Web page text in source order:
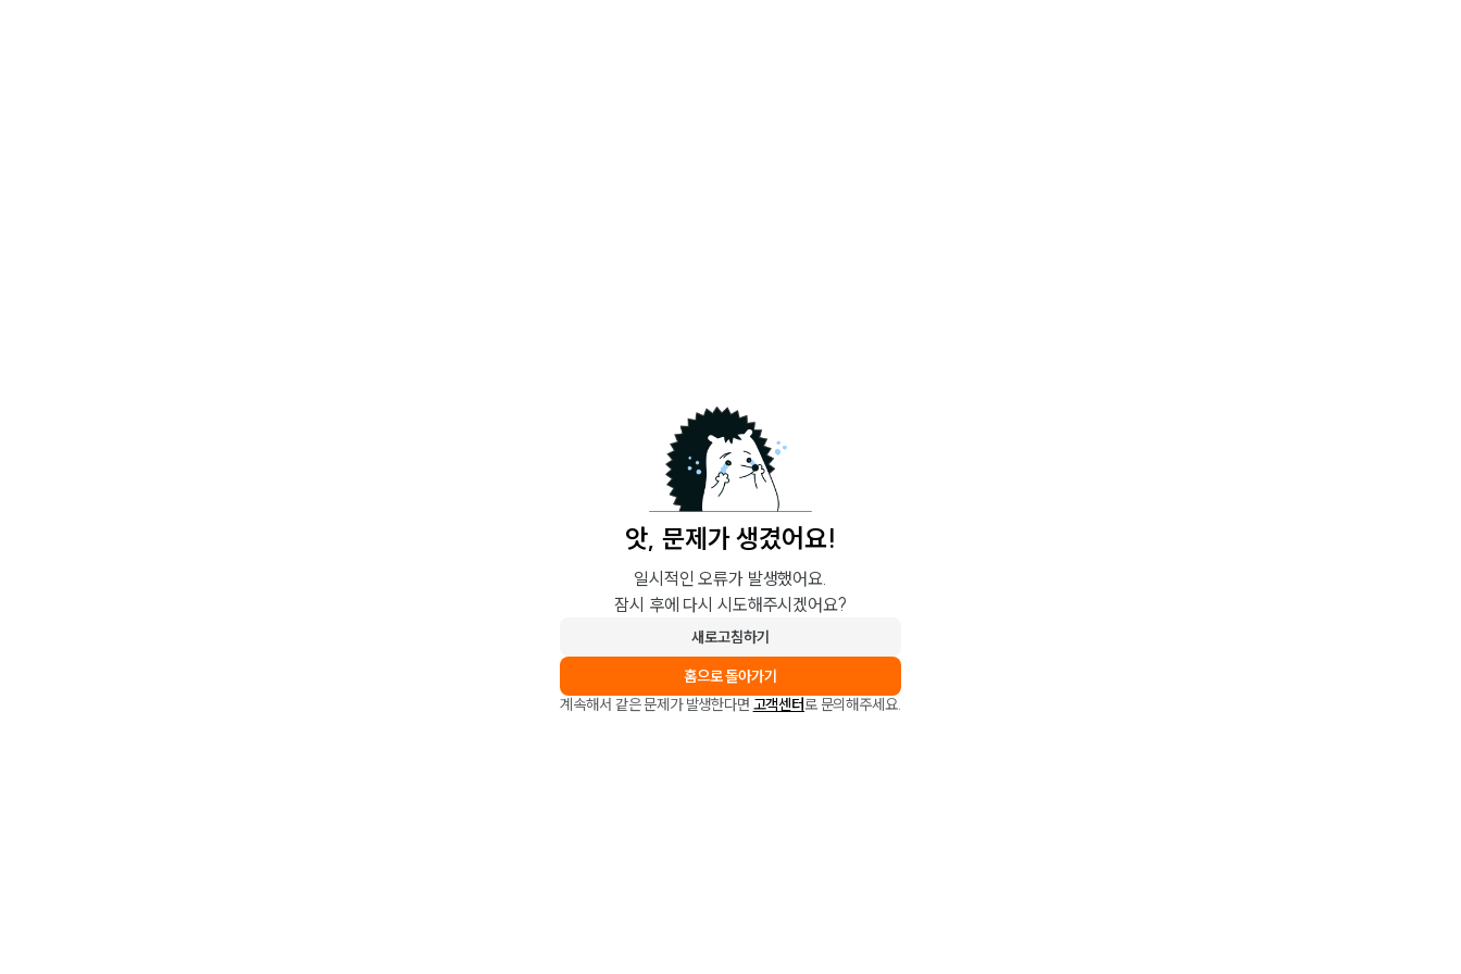
앗, 문제가 생겼어요!
일시적인 오류가 발생했어요.
잠시 후에 다시 시도해주시겠어요?
새로고침하기
홈으로 돌아가기
계속해서 같은 문제가 발생한다면 고객센터로 문의해주세요.